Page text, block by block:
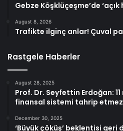
Gebze Köşklüçeşme’de ‘açık
August 8, 2026
Trafikte ilginç anlar! Çuval
Rastgele Haberler
August 28, 2025
Prof. Dr. Seyfettin Erdoğan:
finansal sistemi tahrip etmez
December 30, 2025
‘Büyük çöküş’ beklentisi geri